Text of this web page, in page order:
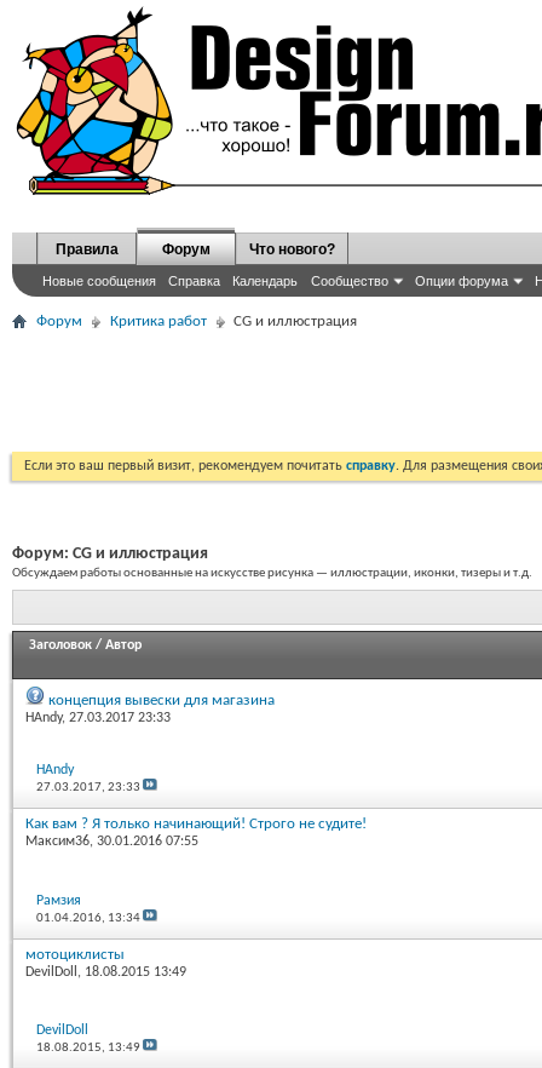
Правила Форум
Новые сообщения Справка Календарь Сообщество Опции форума
Что нового?
Форум Критика работ CG и иллюстрация
Если это ваш первый визит, рекомендуем почитать справку. Для размещения
Форум: CG и иллюстрация
Обсуждаем работы основанные на искусстве рисунка — иллюстрации, иконки, тизеры и т.д.
Заголовок / Автор
концепция вывески для магазина
HAndy, 27.03.2017 23:33
HAndy
27.03.2017,23:33
Как вам ? Я только начинающий! Строго не судите!
Максим36, 30.01.2016 07:55
Рамзия
01.04.2016, 13:34
мотоциклисты
DevilDoll , 18.08.2015 13:49
DevilDoll
18.08.2015, 13:49